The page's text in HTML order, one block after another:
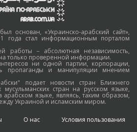
основан, «Украинско-арабский сайт»,
года стал информационным порталом
работы – абсолютная независимость,
только проверенной информации.
ни одной партии, корпорации,
пропаганды и манипуляции мнением
подает новости стран Ближнего
мусульманских стран на русском языке,
языке, являясь, таким образом,
Украиной и исламским миром.
О нас Условия пользования